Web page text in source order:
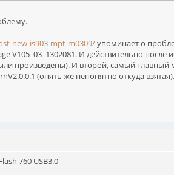
new-is903-mpt-m0309/упоминает о
V105_03_1302081. И действительно
произведены). И второй, самый главный
(опять же непонятно откуда
760 USB3.0